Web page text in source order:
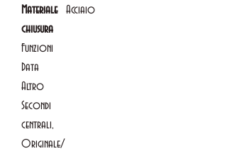
Materiale
chiusura
Acciaio
Funzioni
Data
Altro
Secondi
centrali,
Originale/